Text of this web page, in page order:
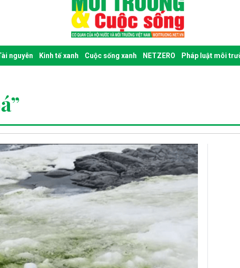
nguyên Kinh tế xanh Cuộc sống xanh NETZERO Pháp luật môi